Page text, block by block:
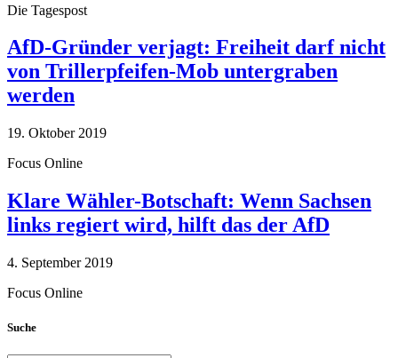
Die Tagespost
AfD-Gründer verjagt: Freiheit darf nicht
von Trillerpfeifen-Mob untergraben
werden
19. Oktober 2019
Focus Online
Klare Wähler-Botschaft: Wenn Sachsen
links regiert wird, hilft das der AfD
4. September 2019
Focus Online
Suche